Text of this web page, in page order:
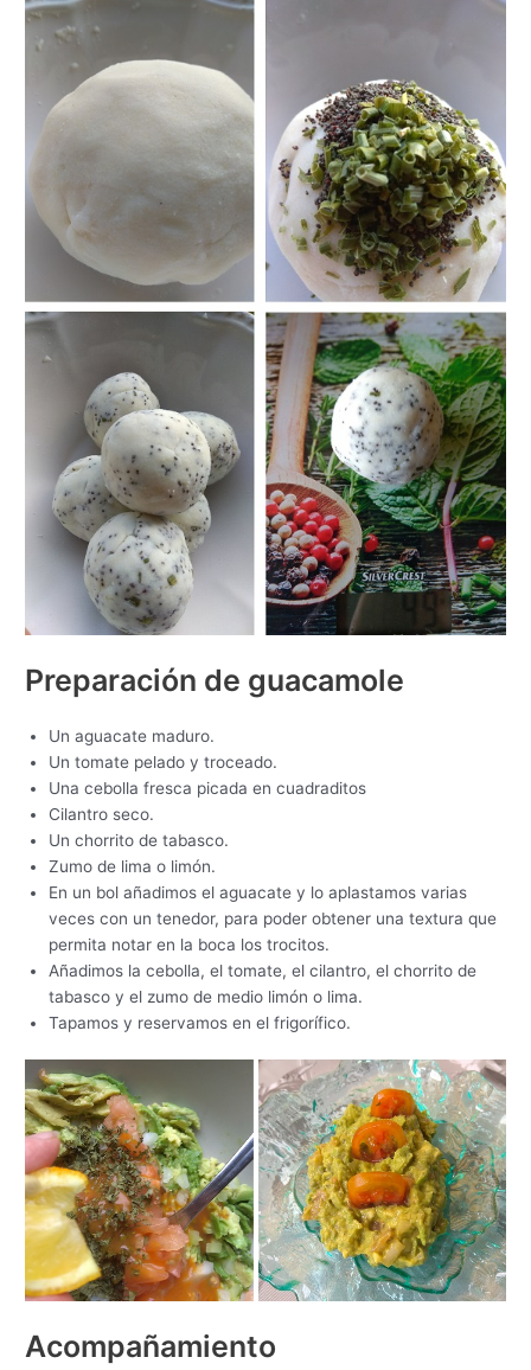
Preparación de guacamole
Un aguacate maduro.
Un tomate pelado y troceado.
Una cebolla fresca picada en cuadraditos
Cilantro seco.
Un chorrito de tabasco.
Zumo de lima o limón.
En un bol añadimos el aguacate y lo aplastamos varias
veces con un tenedor, para poder obtener una textura que
permita notar en la boca los trocitos.
Añadimos la cebolla, el tomate, el cilantro, el chorrito de
tabasco y el zumo de medio limón o lima.
Tapamos y reservamos en el frigorífico.
Acompañamiento